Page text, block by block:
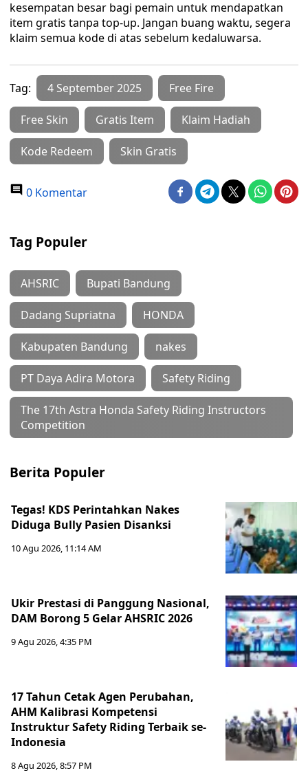
kesempatan besar bagi pemain untuk mendapatkan
item gratis tanpa top-up. Jangan buang waktu, segera
klaim semua kode di atas sebelum kedaluwarsa.
Tag: 4 September 2025 Free Fire
Free Skin Gratis Item Klaim Hadiah
Kode Redeem Skin Gratis
0 Komentar
Tag Populer
AHSRIC Bupati Bandung
Dadang Supriatna HONDA
Kabupaten Bandung nakes
PT Daya Adira Motora Safety Riding
The 17th Astra Honda Safety Riding Instructors
Competition
Berita Populer
Tegas! KDS Perintahkan Nakes
Diduga Bully Pasien Disanksi
10 Agu 2026, 11:14 AM
Ukir Prestasi di Panggung Nasional,
DAM Borong 5 Gelar AHSRIC 2026
9 Agu 2026, 4:35 PM
17 Tahun Cetak Agen Perubahan,
AHM Kalibrasi Kompetensi
Instruktur Safety Riding Terbaik se-
Indonesia
8 Agu 2026, 8:57 PM